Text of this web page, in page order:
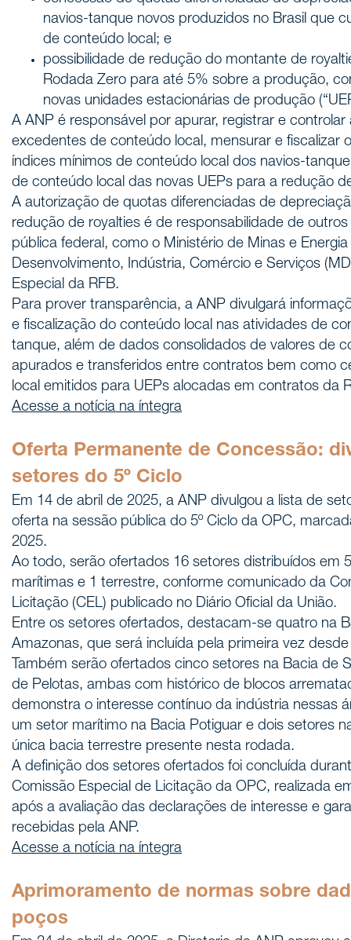
navios-tanque novos produzidos no Brasil que
de conteúdo local; e
possibilidade de redução do montante de
Rodada Zero para até 5% sobre a produção,
novas unidades estacionárias de produção
A ANP é responsável por apurar, registrar e
excedentes de conteúdo local, mensurar e fiscalizar
índices mínimos de conteúdo local dos navios-
de conteúdo local das novas UEPs para a redução
A autorização de quotas diferenciadas de
redução de royalties é de responsabilidade de
pública federal, como o Ministério de Minas e Energia
Desenvolvimento, Indústria, Comércio e Serviços
Especial da RFB.
Para prover transparência, a ANP divulgará
e fiscalização do conteúdo local nas atividades de
tanque, além de dados consolidados de valores de
apurados e transferidos entre contratos bem como
local emitidos para UEPs alocadas em contratos da
Acesse a notícia na íntegra
Oferta Permanente de Concessão:
setores do 5º Ciclo
Em 14 de abril de 2025, a ANP divulgou a lista de
oferta na sessão pública do 5º Ciclo da OPC,
2025.
Ao todo, serão ofertados 16 setores distribuídos em
marítimas e 1 terrestre, conforme comunicado da
Licitação (CEL) publicado no Diário Oficial da União.
Entre os setores ofertados, destacam-se quatro na
Amazonas, que será incluída pela primeira vez
Também serão ofertados cinco setores na Bacia de
de Pelotas, ambas com histórico de blocos
demonstra o interesse contínuo da indústria nessas
um setor marítimo na Bacia Potiguar e dois setores
única bacia terrestre presente nesta rodada.
A definição dos setores ofertados foi concluída
Comissão Especial de Licitação da OPC, realizada
após a avaliação das declarações de interesse e
recebidas pela ANP.
Acesse a notícia na íntegra
Aprimoramento de normas sobre
poços